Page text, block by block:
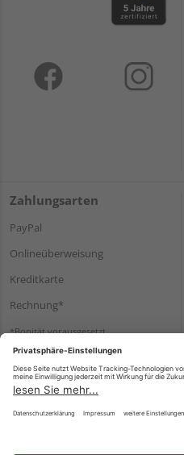
Zahlungsarten
PayPal
Onlineüberweisung
Kreditkarte
Rechnung*
*Bonität vorausgesetzt